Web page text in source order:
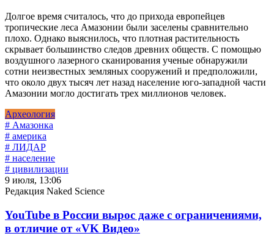
Долгое время считалось, что до прихода европейцев
тропические леса Амазонии были заселены сравнительно
плохо. Однако выяснилось, что плотная растительность
скрывает большинство следов древних обществ. С помощью
воздушного лазерного сканирования ученые обнаружили
сотни неизвестных земляных сооружений и предположили,
что около двух тысяч лет назад население юго-западной части
Амазонии могло достигать трех миллионов человек.
Археология
# Амазонка
# америка
# ЛИДАР
# население
# цивилизации
9 июля, 13:06
Редакция Naked Science
YouTube в России вырос даже с ограничениями,
в отличие от «VK Видео»